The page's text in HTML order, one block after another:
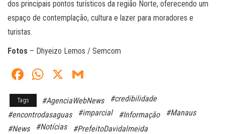
dos principais pontos turísticos da região Norte, oferecendo um
espaço de contemplação, cultura e lazer para moradores e
turistas.
Fotos – Dhyeizo Lemos / Semcom
Fa
ce
bo
ok
W
ts
A
X
ail
Tags #AgenciaWebNews
#credibilidade
#encontrodasaguas
#imparcial #Informação
#Manaus
#News
#Notícias #PrefeitoDavidalmeida